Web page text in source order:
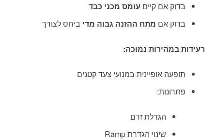
בדוק אם קיים עומס מכני כבד
בדוק אם מתח ההזנה גבוה מדי ביחס לצורך
רעידות במהירות נמוכה:
תופעה אופיינית במנועי צעד קטנים
פתרונות:
הגדלת זרם
שינוי הגדרת Ramp